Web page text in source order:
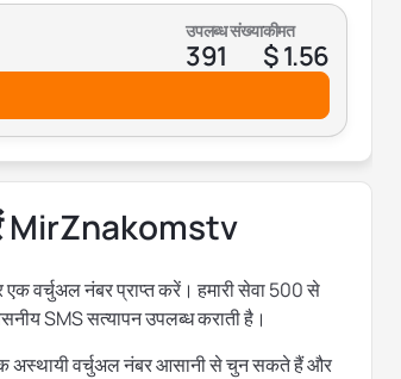
उपलब्ध संख्या
391
कीमत
$ 1.56
MirZnakomstv
वर्चुअल नंबर प्राप्त करें। हमारी सेवा 500 से
SMS सत्यापन उपलब्ध कराती है।
अस्थायी वर्चुअल नंबर आसानी से चुन सकते हैं और